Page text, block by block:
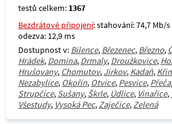
testů celkem: 1367
Bezdrátové připojení: stahování: 74,7 Mb/
odezva: 12,9 ms
Dostupnost v: Bílence, Březenec, Březno,
Hrádek, Domina, Drmaly, Droužkovice,
Hrušovany, Chomutov, Jirkov, Kadaň,
Nezabylice, Okořín, Otvice, Pesvice,
Strupčice, Sušany, Škrle, Údlice, Vinařice,
Všestudy, Vysoká Pec,Zaječice,Zelená